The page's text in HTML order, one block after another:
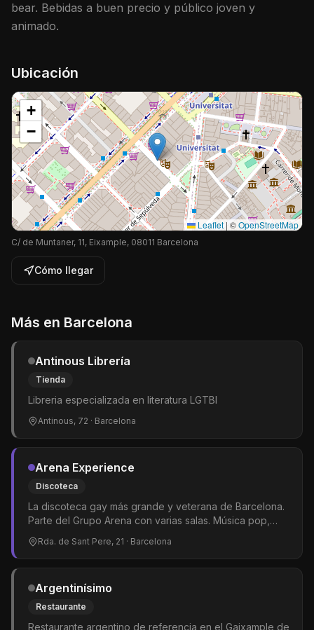
bear. Bebidas a buen precio y público joven y
animado.
Ubicación
+
−
Leaflet | ©OpenStreetMap
C/ de Muntaner, 11, Eixample, 08011 Barcelona
Cómo llegar
Más en Barcelona
Antinous Librería
Tienda
Libreria especializada en literatura LGTBI
Antinous, 72 · Barcelona
Arena Experience
Discoteca
La discoteca gay más grande y veterana de Barcelona.
Parte del Grupo Arena con varias salas. Música pop,
dance y hits del momento. Shows de drag queens y
gogós. El epicentro del clubbing LGTBIQ+ en la ciudad.
Rda. de Sant Pere, 21 · Barcelona
Argentinísimo
Restaurante
Restaurante argentino de referencia en el Gaixample de